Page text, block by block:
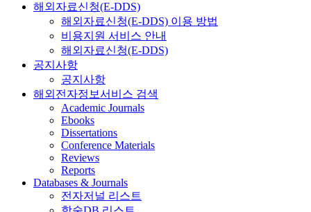
해외자료신청(E-DDS)
해외자료신청(E-DDS) 이용 방법
비용지원 서비스 안내
해외자료신청(E-DDS)
공지사항
공지사항
해외전자정보서비스 검색
Academic Journals
Ebooks
Dissertations
Conference Materials
Reviews
Reports
Databases & Journals
전자저널 리스트